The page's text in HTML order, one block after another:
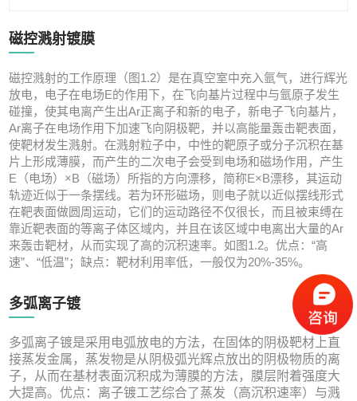
磁控溅射镀膜
磁控溅射的工作原理（图1.2）是在真空室中充入氩气，进行辉光
放电，电子在电场E的作用下，在飞向基片过程中与氩原子发生
碰撞，使其电离产生出Ar正离子和新的电子，新电子飞向基片，
Ar离子在电场作用下加速飞向阴极靶，并以高能量轰击靶表面，
使靶材发生溅射。在溅射粒子中，中性的靶原子或分子沉积在基
片上形成薄膜，而产生的二次电子会受到电场和磁场作用，产生
E（电场）×B（磁场）所指的方向漂移，简称E×B漂移，其运动
轨迹近似于一条摆线。若为环形磁场，则电子就以近似摆线形式
在靶表面做圆周运动，它们的运动路径不仅很长，而且被束缚在
靠近靶表面的等离子体区域内，并且在该区域中电离出大量的Ar
来轰击靶材，从而实现了高的沉积速率。如图1.2。优点：“高
速”、“低温”；缺点：靶材利用率低，一般仅为20%-35%。
多弧离子镀
多弧离子镀是采用电弧放电的方法，在固体的阴极靶材上直
接蒸发金属，蒸发物是从阴极弧光辉点放出的阴极物质的离
子，从而在基材表面沉积成为薄膜的方法，膜层附着强度大
大提高。优点：离子镀工艺综合了蒸发（高沉积速率）与溅